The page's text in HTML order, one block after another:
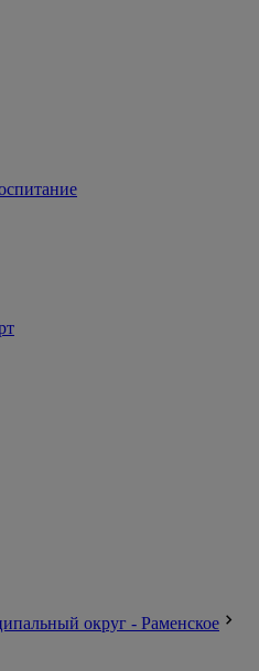
округ - Раменское